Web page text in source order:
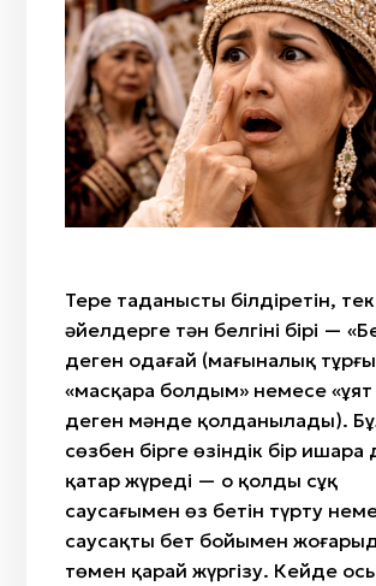
Бет жырту
Бетім-ай
Жесты-табу
Терең таңданысты білдіретін, тек
әйелдерге тән белгінің бірі —
деген одағай (мағыналық
«масқара болдым» немесе
деген мәнде қолданылады).
сөзбен бірге өзіндік бір ишара
қатар жүреді — оң қолдың сұқ
саусағымен өз бетін түрту
саусақты бет бойымен
төмен қарай жүргізу. Кейде